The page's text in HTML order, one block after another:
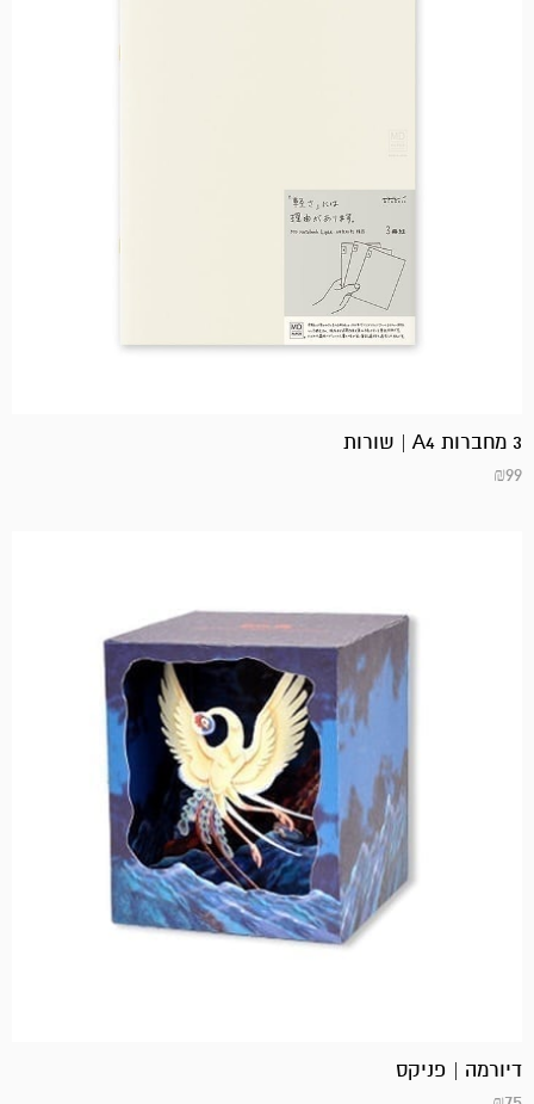
3 מחברות A4 | שורות
₪99
דיורמה | פניקס